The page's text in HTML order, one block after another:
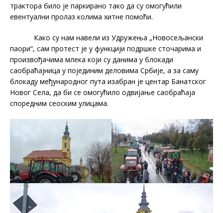
трактора било је паркирано тако да су омогућили
евентуални пролаз колима хитне помоћи.
Како су нам навели из Удружења „Новосељански
паори“, сам протест је у функцији подршке сточарима и
произвођачима млека који су данима у блокади
саобраћајница у појединим деловима Србије, а за саму
блокаду међународног пута изабран је центар Банатског
Новог Села, да би се омогућило одвијање саобраћаја
споредним сеоским улицама.